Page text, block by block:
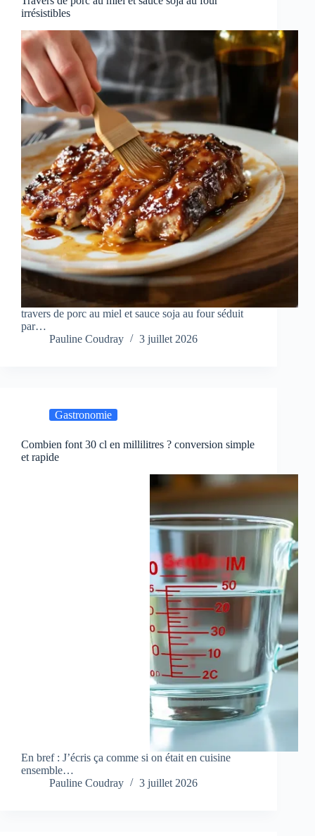
irrésistibles
travers de porc au miel et sauce soja au four séduit
par…
Pauline Coudray
3 juillet 2026
Gastronomie
Combien font 30 cl en millilitres ? conversion simple
et rapide
En bref : J’écris ça comme si on était en cuisine
ensemble…
Pauline Coudray
3 juillet 2026